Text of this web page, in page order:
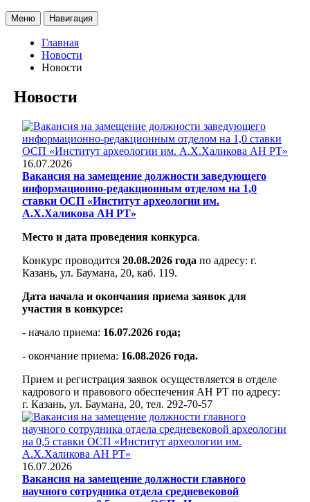
Меню Навигация
Главная
Новости
Новости
Новости
16.07.2026
Вакансия на замещение должности заведующего
информационно-редакционным отделом на 1,0
ставки ОСП «Институт археологии им.
А.Х.Халикова АН РТ»
Место и дата проведения конкурса.
Конкурс проводится 20.08.2026 года по адресу: г.
Казань, ул. Баумана, 20, каб. 119.
Дата начала и окончания приема заявок для
участия в конкурсе:
- начало приема: 16.07.2026 года;
- окончание приема: 16.08.2026 года.
Прием и регистрация заявок осуществляется в отделе
кадрового и правового обеспечения АН РТ по адресу:
г. Казань, ул. Баумана, 20, тел. 292-70-57
16.07.2026
Вакансия на замещение должности главного
научного сотрудника отдела средневековой